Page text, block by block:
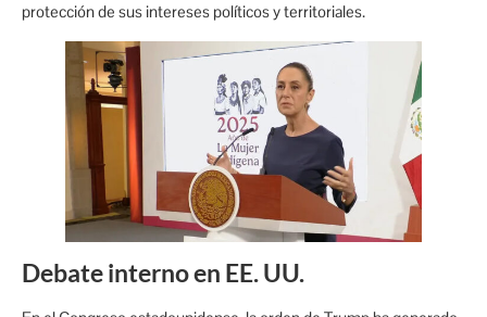
protección de sus intereses políticos y territoriales.
Debate interno en EE. UU.